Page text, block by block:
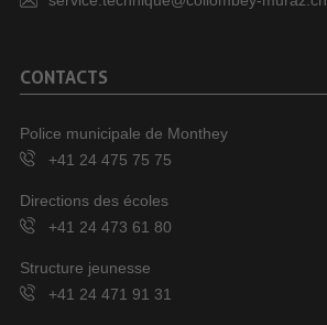
CONTACTS
Police municipale de Monthey
+41 24 475 75 75
Directions des écoles
+41 24 473 61 80
Structure jeunesse
+41 24 471 91 31